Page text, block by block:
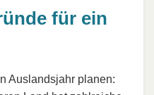
für ein
Auslandsjahr planen: